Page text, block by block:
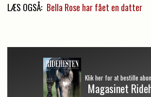
LÆS OGSÅ: Bella Rose har fået en datter
Klik her for at bestille
Magasinet